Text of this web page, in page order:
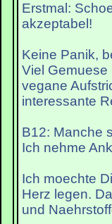
Erstmal:
akzeptabel!
Keine Panik,
Viel Gemuese
vegane
interessante
B12: Manche
Ich nehme
Ich moechte
Herz legen.
und